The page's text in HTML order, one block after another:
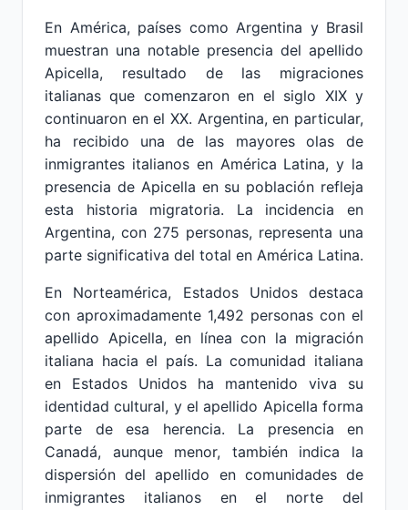
En América, países como Argentina y Brasil
muestran una notable presencia del apellido
Apicella, resultado de las migraciones
italianas que comenzaron en el siglo XIX y
continuaron en el XX. Argentina, en particular,
ha recibido una de las mayores olas de
inmigrantes italianos en América Latina, y la
presencia de Apicella en su población refleja
esta historia migratoria. La incidencia en
Argentina, con 275 personas, representa una
parte significativa del total en América Latina.
En Norteamérica, Estados Unidos destaca
con aproximadamente 1,492 personas con el
apellido Apicella, en línea con la migración
italiana hacia el país. La comunidad italiana
en Estados Unidos ha mantenido viva su
identidad cultural, y el apellido Apicella forma
parte de esa herencia. La presencia en
Canadá, aunque menor, también indica la
dispersión del apellido en comunidades de
inmigrantes italianos en el norte del